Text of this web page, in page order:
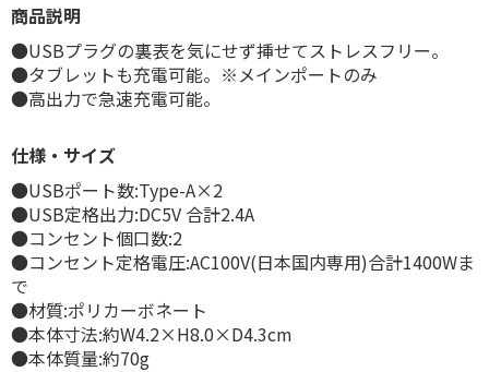
商品説明
●USBプラグの裏表を気にせず挿せてストレスフリー。
●タブレットも充電可能。※メインポートのみ
●高出力で急速充電可能。
仕様・サイズ
●USBポート数:Type-A×2
●USB定格出力:DC5V 合計2.4A
●コンセント個口数:2
●コンセント定格電圧:AC100V(日本国内専用)合計1400Wま
で
●材質:ポリカーボネート
●本体寸法:約W4.2×H8.0×D4.3cm
●本体質量:約70g